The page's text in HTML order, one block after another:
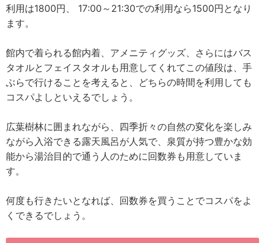
利用は1800円、 17:00～21:30での利用なら1500円となり
ます。
館内で着られる館内着、アメニティグッズ、さらにはバス
タオルとフェイスタオルも用意してくれてこの値段は、手
ぶらで行けることを考えると、どちらの時間を利用しても
コスパよしといえるでしょう。
広葉樹林に囲まれながら、四季折々の自然の変化を楽しみ
ながら入浴できる露天風呂が人気で、泉質が持つ豊かな効
能から湯治目的で通う人のために回数券も用意していま
す。
何度も行きたいとなれば、回数券を買うことでコスパをよ
くできるでしょう。